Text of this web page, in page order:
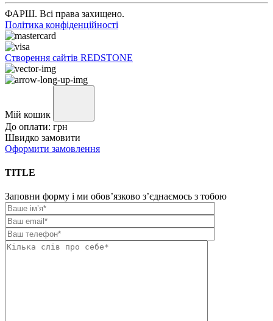
ФАРШ. Всі права захищено.
Політика конфіденційності
Створення сайтів REDSTONE
Мій кошик
До оплати: грн
Швидко замовити
Оформити замовлення
TITLE
Заповни форму і ми обов’язково з’єднаємось з тобою